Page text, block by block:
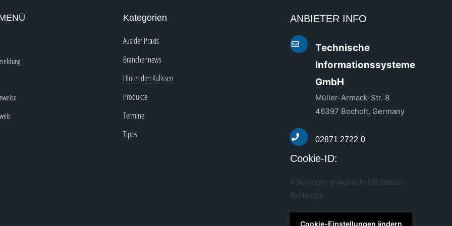
Kategorien
Aus der Praxis
Branchennews
Hinter den Kulissen
Produkte
Termine
Tipps
ANBIETER INFO
Technische
Informationssysteme
GmbH
Müller-Armack-Str. 8
46397 Bocholt, Germany
02871 2722-0
Cookie-ID:
63kvyqgh-grwgbvch-h9l3dmzr-
6xf1ekdd
Cookie-Einstellungen ändern